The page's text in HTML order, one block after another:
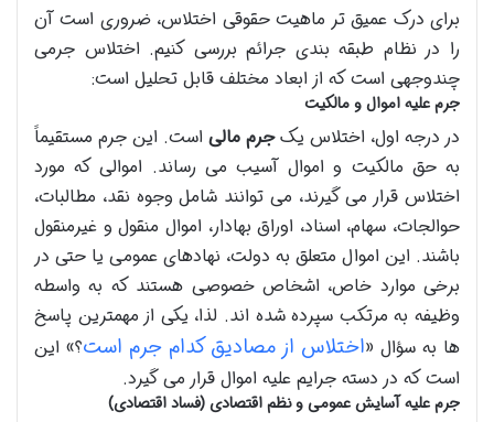
برای درک عمیق تر ماهیت حقوقی اختلاس، ضروری است آن
را در نظام طبقه بندی جرائم بررسی کنیم. اختلاس جرمی
چندوجهی است که از ابعاد مختلف قابل تحلیل است:
جرم علیه اموال و مالکیت
در درجه اول، اختلاس یکجرم مالی است. این جرم مستقیماً
به حق مالکیت و اموال آسیب می رساند. اموالی که مورد
اختلاس قرار می گیرند، می توانند شامل وجوه نقد، مطالبات،
حوالجات، سهام، اسناد، اوراق بهادار، اموال منقول و غیرمنقول
باشند. این اموال متعلق به دولت، نهادهای عمومی یا حتی در
برخی موارد خاص، اشخاص خصوصی هستند که به واسطه
وظیفه به مرتکب سپرده شده اند. لذا، یکی از مهمترین پاسخ
ها به سؤال «اختلاس از مصادیق کدام جرم است؟» این
است که در دسته جرایم علیه اموال قرار می گیرد.
جرم علیه آسایش عمومی و نظم اقتصادی (فساد اقتصادی)